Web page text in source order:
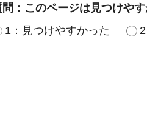
問：このページは見つけや
1：見つけやすかった